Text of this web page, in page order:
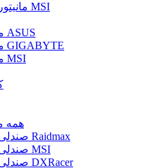
مانیتور گیمینگ MSI
مادربرد گیمینگ ASUS
مادربرد گیمینگ GIGABYTE
مادربرد گیمینگ MSI
همه
صندلی گیمینگ Raidmax
صندلی گیمینگ MSI
صندلی گیمینگ DXRacer